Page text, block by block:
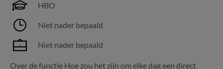
HBO
Niet nader bepaald
Niet nader bepaald
Over de functie Hoe zou het zijn om elke dag een direct